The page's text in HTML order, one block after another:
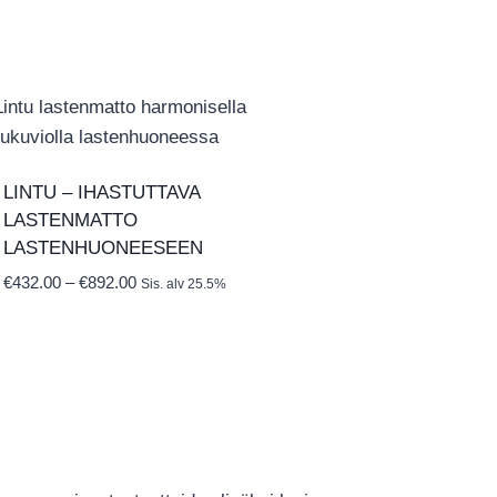
LINTU – IHASTUTTAVA
LASTENMATTO
LASTENHUONEESEEN
€432.00 – €892.00Hintaluokka:
Sis. alv 25.5%